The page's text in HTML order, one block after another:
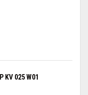
025 W01